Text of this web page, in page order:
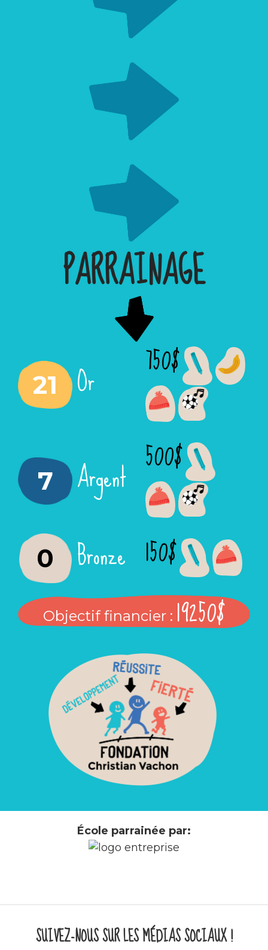
PARRAINAGE
21 Or 750$
7 Argent 500$
0 Bronze 150$
Objectif financier : 19250$
École parrainée par:
SUIVEZ-NOUS SUR LES MÉDIAS SOCIAUX !